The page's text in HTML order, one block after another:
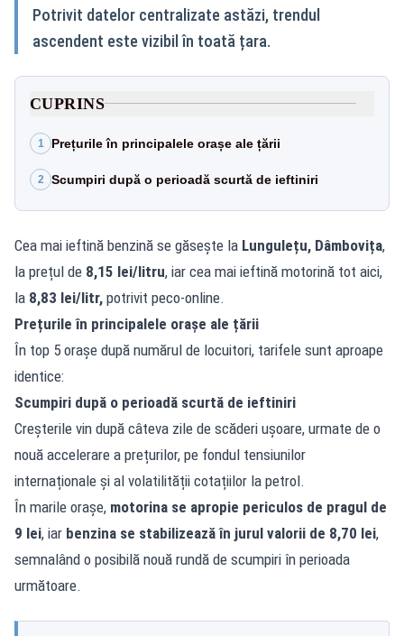
Potrivit datelor centralizate astăzi, trendul
ascendent este vizibil în toată țara.
CUPRINS
1 Prețurile în principalele orașe ale țării
2 Scumpiri după o perioadă scurtă de ieftiniri
Cea mai ieftină benzină se găsește la Lungulețu, Dâmbovița,
la prețul de 8,15 lei/litru, iar cea mai ieftină motorină tot aici,
la 8,83 lei/litr, potrivit peco-online.
Prețurile în principalele orașe ale țării
În top 5 orașe după numărul de locuitori, tarifele sunt aproape
identice:
Scumpiri după o perioadă scurtă de ieftiniri
Creșterile vin după câteva zile de scăderi ușoare, urmate de o
nouă accelerare a prețurilor, pe fondul tensiunilor
internaționale și al volatilității cotațiilor la petrol.
În marile orașe, motorina se apropie periculos de pragul de
9 lei, iar benzina se stabilizează în jurul valorii de 8,70 lei,
semnalând o posibilă nouă rundă de scumpiri în perioada
următoare.